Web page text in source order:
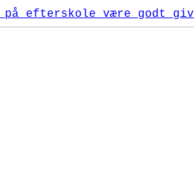
efterskole være godt